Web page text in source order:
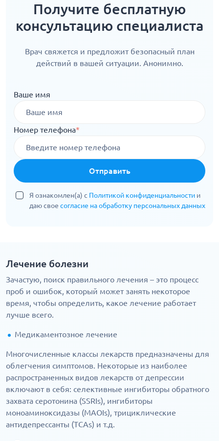
Получите бесплатную
консультацию специалиста
Врач свяжется и предложит безопасный план
действий в вашей ситуации. Анонимно.
Ваше имя
Номер телефона*
Отправить
Я ознакомлен(а) с Политикой конфиденциальности и
даю свое согласие на обработку персональных данных
Лечение болезни
Зачастую, поиск правильного лечения – это процесс
проб и ошибок, который может занять некоторое
время, чтобы определить, какое лечение работает
лучше всего.
Медикаментозное лечение
Многочисленные классы лекарств предназначены для
облегчения симптомов. Некоторые из наиболее
распространенных видов лекарств от депрессии
включают в себя: селективные ингибиторы обратного
захвата серотонина (SSRIs), ингибиторы
моноаминоксидазы (MAOIs), трициклические
антидепрессанты (TCAs) и т.д.